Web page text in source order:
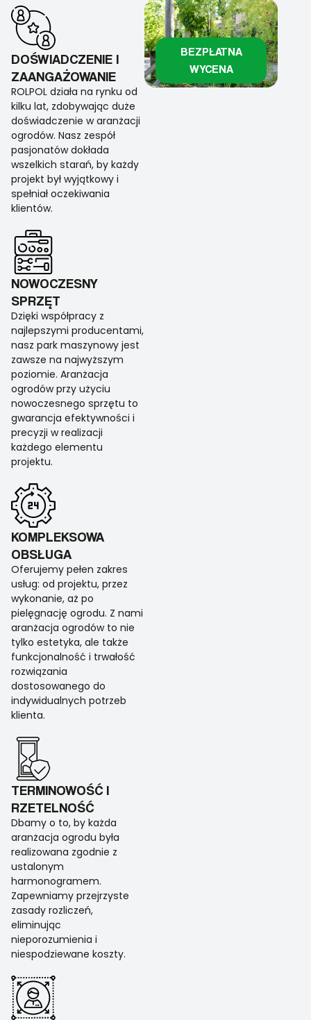
DOŚWIADCZENIE I
ZAANGAŻOWANIE
ROLPOL działa na rynku od
kilku lat, zdobywając duże
doświadczenie w aranżacji
ogrodów. Nasz zespół
pasjonatów dokłada
wszelkich starań, by każdy
projekt był wyjątkowy i
spełniał oczekiwania
klientów.
NOWOCZESNY
SPRZĘT
Dzięki współpracy z
najlepszymi producentami,
nasz park maszynowy jest
zawsze na najwyższym
poziomie. Aranżacja
ogrodów przy użyciu
nowoczesnego sprzętu to
gwarancja efektywności i
precyzji w realizacji
każdego elementu
projektu.
KOMPLEKSOWA
OBSŁUGA
Oferujemy pełen zakres
usług: od projektu, przez
wykonanie, aż po
pielęgnację ogrodu. Z nami
aranżacja ogrodów to nie
tylko estetyka, ale także
funkcjonalność i trwałość
rozwiązania
dostosowanego do
indywidualnych potrzeb
klienta.
TERMINOWOŚĆ I
RZETELNOŚĆ
Dbamy o to, by każda
aranżacja ogrodu była
realizowana zgodnie z
ustalonym
harmonogramem.
Zapewniamy przejrzyste
zasady rozliczeń,
eliminując
nieporozumienia i
niespodziewane koszty.
BEZPŁATNA
WYCENA